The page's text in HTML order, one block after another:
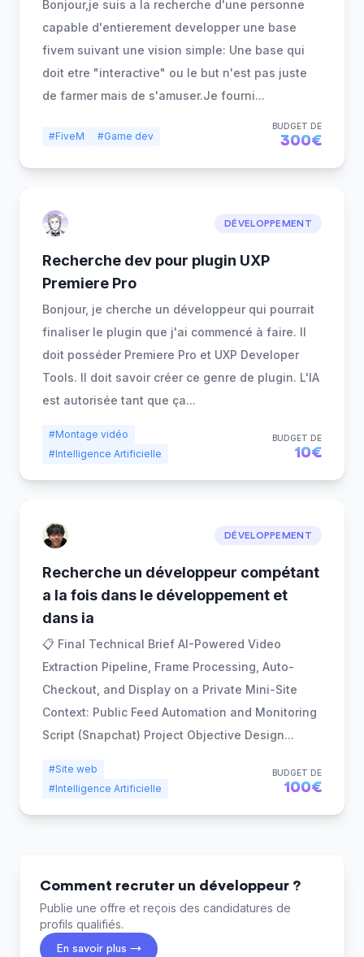
Bonjour,je suis a la recherche d'une personne
capable d'entierement developper une base
fivem suivant une vision simple: Une base qui
doit etre "interactive" ou le but n'est pas juste
de farmer mais de s'amuser.Je fourni...
#FiveM #Game dev
BUDGET DE
300€
DÉVELOPPEMENT
Recherche dev pour plugin UXP
Premiere Pro
Bonjour, je cherche un développeur qui pourrait
finaliser le plugin que j'ai commencé à faire. Il
doit posséder Premiere Pro et UXP Developer
Tools. Il doit savoir créer ce genre de plugin. L'IA
est autorisée tant que ça...
#Montage vidéo
#Intelligence Artificielle
BUDGET DE
10€
DÉVELOPPEMENT
Recherche un développeur compétant
a la fois dans le développement et
dans ia
📋 Final Technical Brief AI-Powered Video
Extraction Pipeline, Frame Processing, Auto-
Checkout, and Display on a Private Mini-Site
Context: Public Feed Automation and Monitoring
Script (Snapchat) Project Objective Design...
#Site web
#Intelligence Artificielle
BUDGET DE
100€
Comment recruter un développeur ?
Publie une offre et reçois des candidatures de
profils qualifiés.
En savoir plus →